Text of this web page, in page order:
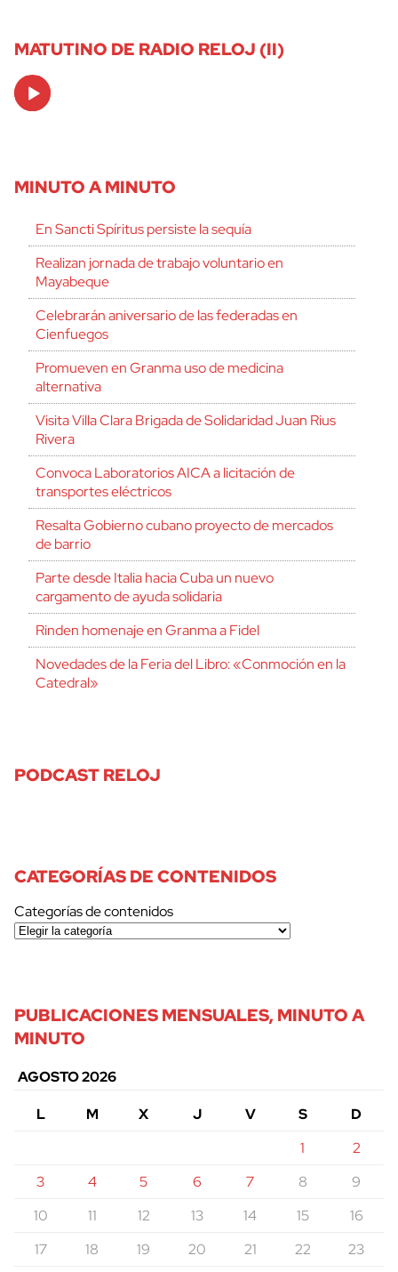
MATUTINO DE RADIO RELOJ (II)
Audio
Player
MINUTO A MINUTO
En Sancti Spíritus persiste la sequía
Realizan jornada de trabajo voluntario en
Mayabeque
Celebrarán aniversario de las federadas en
Cienfuegos
Promueven en Granma uso de medicina
alternativa
Visita Villa Clara Brigada de Solidaridad Juan Rius
Rivera
Convoca Laboratorios AICA a licitación de
transportes eléctricos
Resalta Gobierno cubano proyecto de mercados
de barrio
Parte desde Italia hacia Cuba un nuevo
cargamento de ayuda solidaria
Rinden homenaje en Granma a Fidel
Novedades de la Feria del Libro: «Conmoción en la
Catedral»
PODCAST RELOJ
CATEGORÍAS DE CONTENIDOS
Categorías de contenidos
PUBLICACIONES MENSUALES, MINUTO A
MINUTO
AGOSTO 2026
L
M X J V S
D
1
2
3
4 5 6 7 8
9
10
11 12 13 14 15
16
17
18 19 20 21 22
23